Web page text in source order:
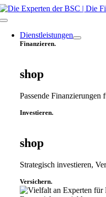
Zum
Inhalt
Toggle
NavigationDienstleistungen
Finanzieren.
shop
Passende Finanzierungen
Investieren.
shop
Strategisch investieren,
Versichern.